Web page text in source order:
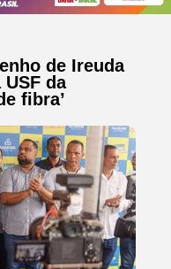
de Ireuda
da
fibra’